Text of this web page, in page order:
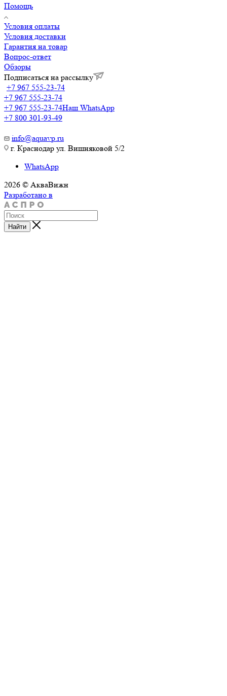
Помощь
Условия оплаты
Условия доставки
Гарантия на товар
Вопрос-ответ
Обзоры
Подписаться на рассылку
+7 967 555-23-74
+7 967 555-23-74
+7 967 555-23-74Наш WhatsApp
+7 800 301-93-49
info@aquavp.ru
г. Краснодар ул. Вишняковой 5/2
WhatsApp
2026 © АкваВижн
Разработано в
Найти